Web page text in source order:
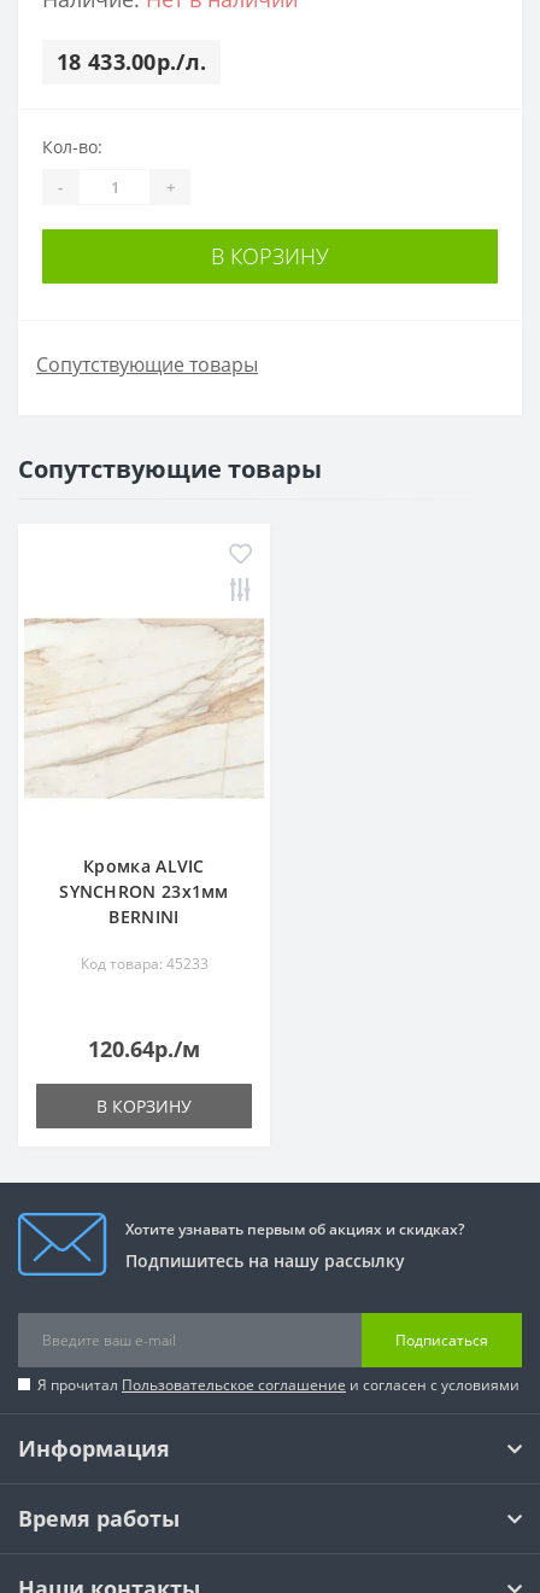
18 433.00р./л.
Кол-во:
- +
В КОРЗИНУ
Сопутствующие товары
Сопутствующие товары
Кромка ALVIС
SYNCHRON 23х1мм
BERNINI
Код товара: 45233
120.64р./м
В КОРЗИНУ
Хотите узнавать первым об акциях и скидках?
Подпишитесь на нашу рассылку
Подписаться
Я прочитал Пользовательское соглашение и согласен с условиями
Информация
Время работы